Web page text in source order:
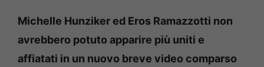
Michelle Hunziker ed Eros Ramazzotti non
avrebbero potuto apparire più uniti e
affiatati in un nuovo breve video comparso